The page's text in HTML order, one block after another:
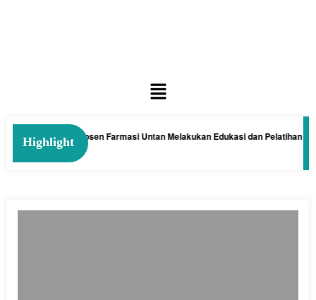
Highlight
Kelakai: Tim Dosen Farmasi Untan Melakukan Edukasi dan Pelatihan